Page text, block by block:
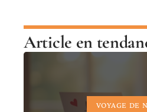
Article en
VOYAGE DE